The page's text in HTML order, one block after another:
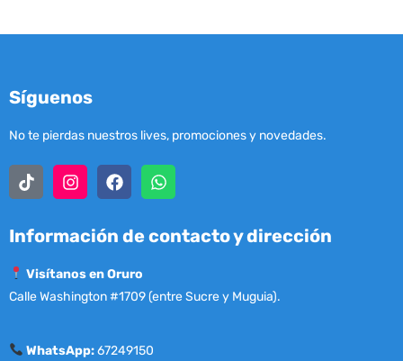
Síguenos
No te pierdas nuestros lives, promociones y novedades.
Información de contacto y dirección
Visítanos en Oruro
Calle Washington #1709 (entre Sucre y Muguia).
WhatsApp:67249150